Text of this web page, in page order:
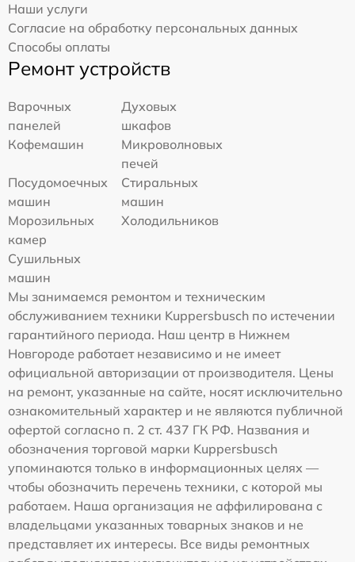
Наши услуги
Согласие на обработку персональных данных
Способы оплаты
Ремонт устройств
Варочных
панелей
Духовых
шкафов
Кофемашин
Микроволновых
печей
Посудомоечных
машин
Стиральных
машин
Морозильных
камер
Холодильников
Сушильных
машин
Мы занимаемся ремонтом и техническим
обслуживанием техники Kuppersbusch по истечении
гарантийного периода. Наш центр в Нижнем
Новгороде работает независимо и не имеет
официальной авторизации от производителя. Цены
на ремонт, указанные на сайте, носят исключительно
ознакомительный характер и не являются публичной
офертой согласно п. 2 ст. 437 ГК РФ. Названия и
обозначения торговой марки Kuppersbusch
упоминаются только в информационных целях —
чтобы обозначить перечень техники, с которой мы
работаем. Наша организация не аффилирована с
владельцами указанных товарных знаков и не
представляет их интересы. Все виды ремонтных